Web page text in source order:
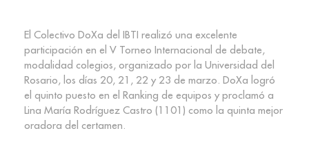
El Colectivo DoXa del IBTI realizó una excelente
participación en el V Torneo Internacional de debate,
modalidad colegios, organizado por la Universidad del
Rosario, los días 20, 21, 22 y 23 de marzo. DoXa logró
el quinto puesto en el Ranking de equipos y proclamó a
Lina María Rodríguez Castro (1101) como la quinta mejor
oradora del certamen.